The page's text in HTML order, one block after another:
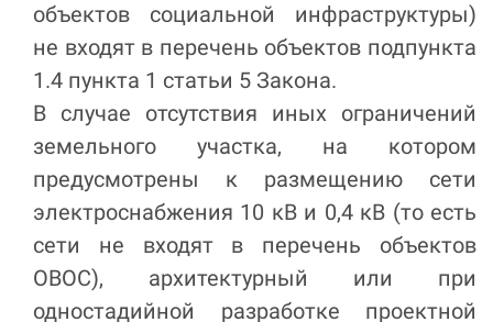
объектов социальной инфраструктуры)
не входят в перечень объектов подпункта
1.4 пункта 1 статьи 5 Закона.
В случае отсутствия иных ограничений
земельного участка, на котором
предусмотрены к размещению сети
электроснабжения 10 кВ и 0,4 кВ (то есть
сети не входят в перечень объектов
ОВОС), архитектурный или при
одностадийной разработке проектной